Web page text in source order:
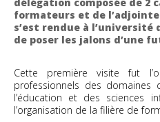
formateurs et de l’adjointe
s’est rendue à l’université
de poser les jalons d’une
Cette première visite fut
professionnels des
l’éducation et des sciences
l’organisation de la filière de